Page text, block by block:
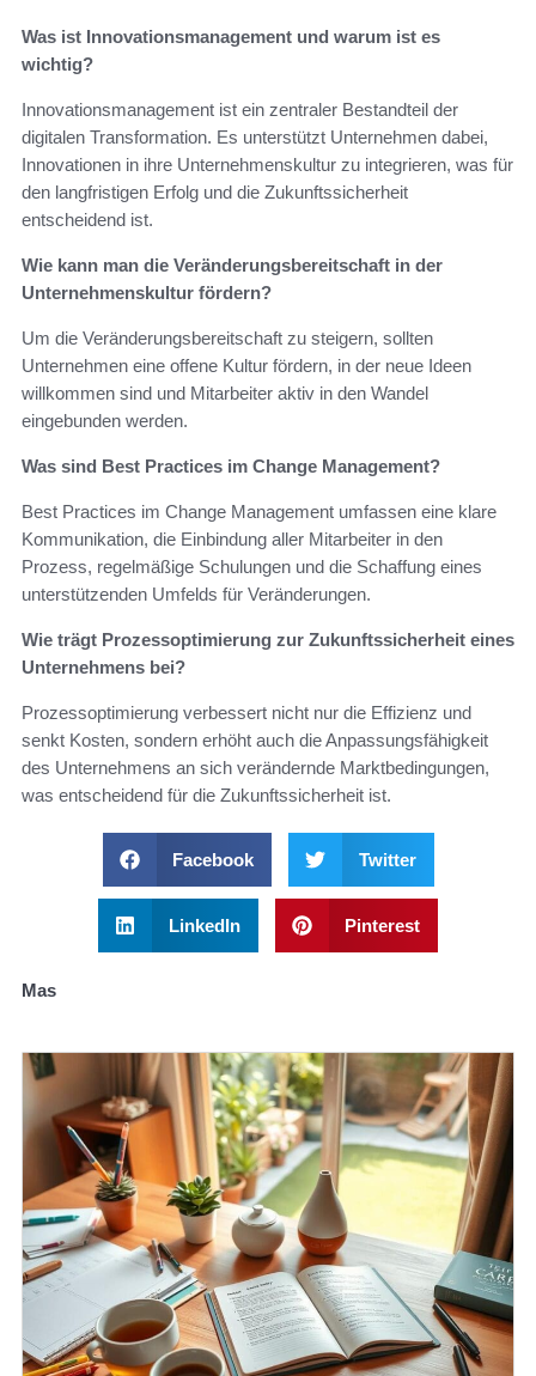
Was ist Innovationsmanagement und warum ist es
wichtig?
Innovationsmanagement ist ein zentraler Bestandteil der
digitalen Transformation. Es unterstützt Unternehmen dabei,
Innovationen in ihre Unternehmenskultur zu integrieren, was für
den langfristigen Erfolg und die Zukunftssicherheit
entscheidend ist.
Wie kann man die Veränderungsbereitschaft in der
Unternehmenskultur fördern?
Um die Veränderungsbereitschaft zu steigern, sollten
Unternehmen eine offene Kultur fördern, in der neue Ideen
willkommen sind und Mitarbeiter aktiv in den Wandel
eingebunden werden.
Was sind Best Practices im Change Management?
Best Practices im Change Management umfassen eine klare
Kommunikation, die Einbindung aller Mitarbeiter in den
Prozess, regelmäßige Schulungen und die Schaffung eines
unterstützenden Umfelds für Veränderungen.
Wie trägt Prozessoptimierung zur Zukunftssicherheit eines
Unternehmens bei?
Prozessoptimierung verbessert nicht nur die Effizienz und
senkt Kosten, sondern erhöht auch die Anpassungsfähigkeit
des Unternehmens an sich verändernde Marktbedingungen,
was entscheidend für die Zukunftssicherheit ist.
Facebook Twitter
LinkedIn Pinterest
Mas